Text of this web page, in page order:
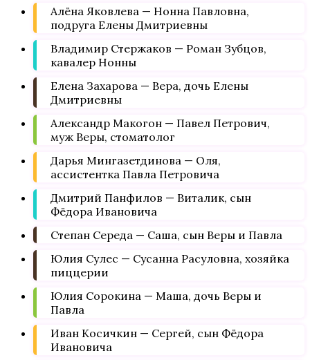
Алёна Яковлева — Нонна Павловна,
подруга Елены Дмитриевны
Владимир Стержаков — Роман Зубцов,
кавалер Нонны
Елена Захарова — Вера, дочь Елены
Дмитриевны
Александр Макогон — Павел Петрович,
муж Веры, стоматолог
Дарья Мингазетдинова — Оля,
ассистентка Павла Петровича
Дмитрий Панфилов — Виталик, сын
Фёдора Ивановича
Степан Середа — Саша, сын Веры и Павла
Юлия Сулес — Сусанна Расуловна, хозяйка
пиццерии
Юлия Сорокина — Маша, дочь Веры и
Павла
Иван Косичкин — Сергей, сын Фёдора
Ивановича